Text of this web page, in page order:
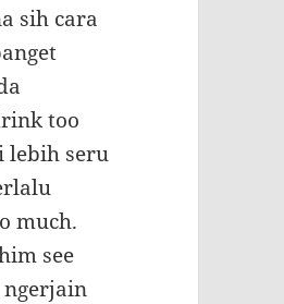
sih cara
too
lebih seru
much.
see
ngerjain